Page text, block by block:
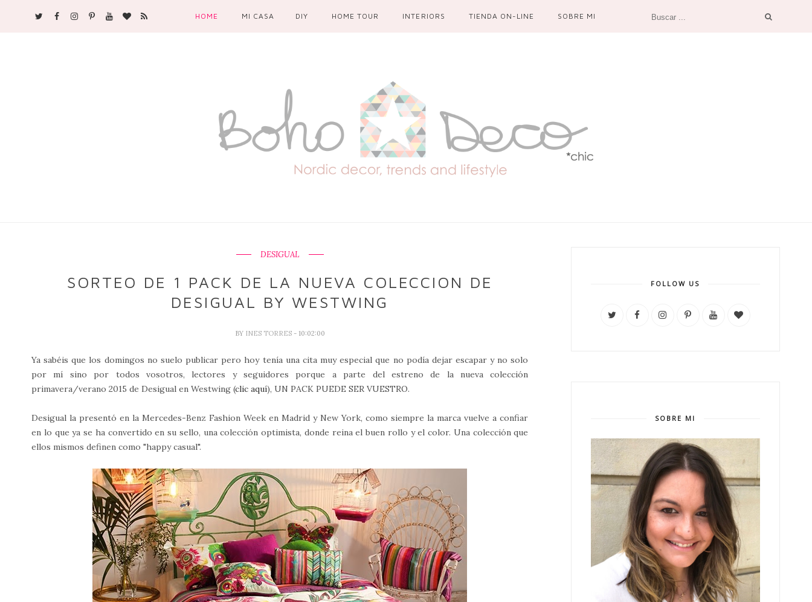
HOME MI CASA DIY HOME TOUR INTERIORS TIENDA ON-LINE SOBRE MI
DESIGUAL
SORTEO DE 1 PACK DE LA NUEVA COLECCION DE
DESIGUAL BY WESTWING
BY INES TORRES - 10:02:00
Ya sabéis que los domingos no suelo publicar pero hoy tenía una cita muy especial que no podía dejar escapar y no solo
por mí sino por todos vosotros, lectores y seguidores porque a parte del estreno de la nueva colección
primavera/verano 2015 de Desigual en Westwing (clic aquí), UN PACK PUEDE SER VUESTRO.
Desigual la presentó en la Mercedes-Benz Fashion Week en Madrid y New York, como siempre la marca vuelve a confiar
en lo que ya se ha convertido en su sello, una colección optimista, donde reina el buen rollo y el color. Una colección que
ellos mismos definen como "happy casual".
FOLLOW US
SOBRE MI